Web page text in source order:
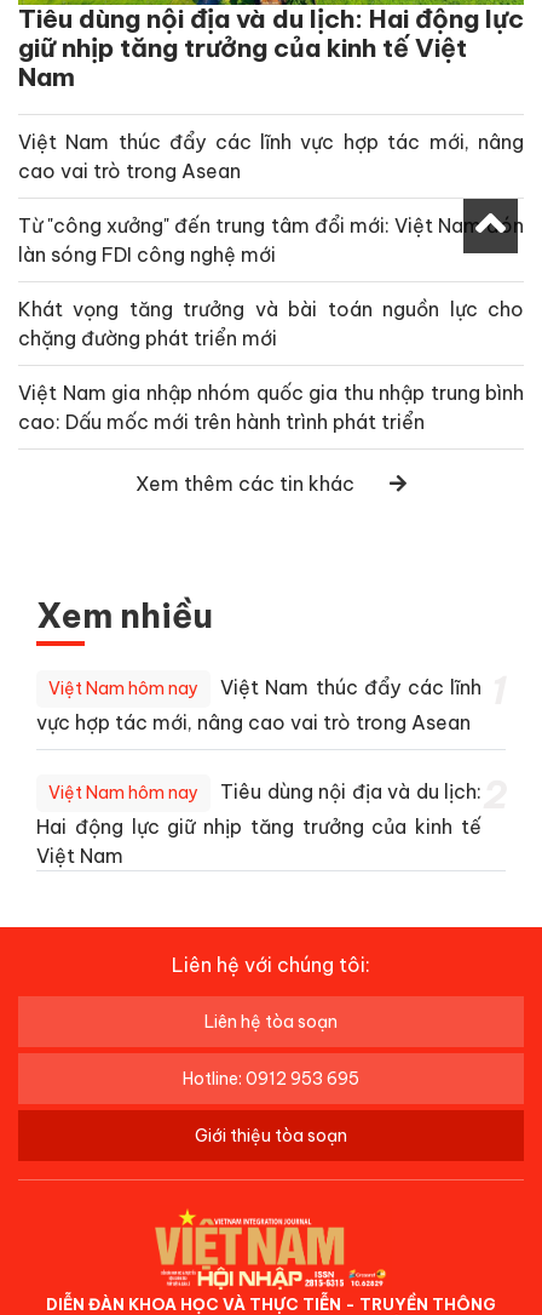
Tiêu dùng nội địa và du lịch: Hai động lực
giữ nhịp tăng trưởng của kinh tế Việt
Nam
Việt Nam thúc đẩy các lĩnh vực hợp tác mới, nâng
cao vai trò trong Asean
Từ "công xưởng" đến trung tâm đổi mới: Việt Nam đón
làn sóng FDI công nghệ mới
Khát vọng tăng trưởng và bài toán nguồn lực cho
chặng đường phát triển mới
Việt Nam gia nhập nhóm quốc gia thu nhập trung bình
cao: Dấu mốc mới trên hành trình phát triển
Xem thêm các tin khác
Xem nhiều
Việt Nam hôm nay
Việt Nam thúc đẩy các lĩnh
vực hợp tác mới, nâng cao vai trò trong Asean
Việt Nam hôm nay
Tiêu dùng nội địa và du lịch:
Hai động lực giữ nhịp tăng trưởng của kinh tế
Việt Nam
Liên hệ với chúng tôi:
Liên hệ tòa soạn
Hotline: 0912 953 695
Giới thiệu tòa soạn
DIỄN ĐÀN KHOA HỌC VÀ THỰC TIỄN - TRUYỀN THÔNG